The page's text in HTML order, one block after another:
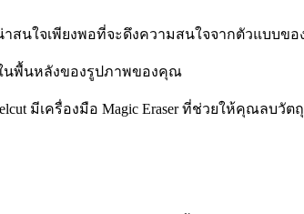
นใจเพียงพอที่จะดึงความสนใจจากตัวแบบข
ในพื้นหลังของรูปภาพของคุณ
มีเครื่องมือ Magic Eraser ที่ช่วยให้คุณลบวั